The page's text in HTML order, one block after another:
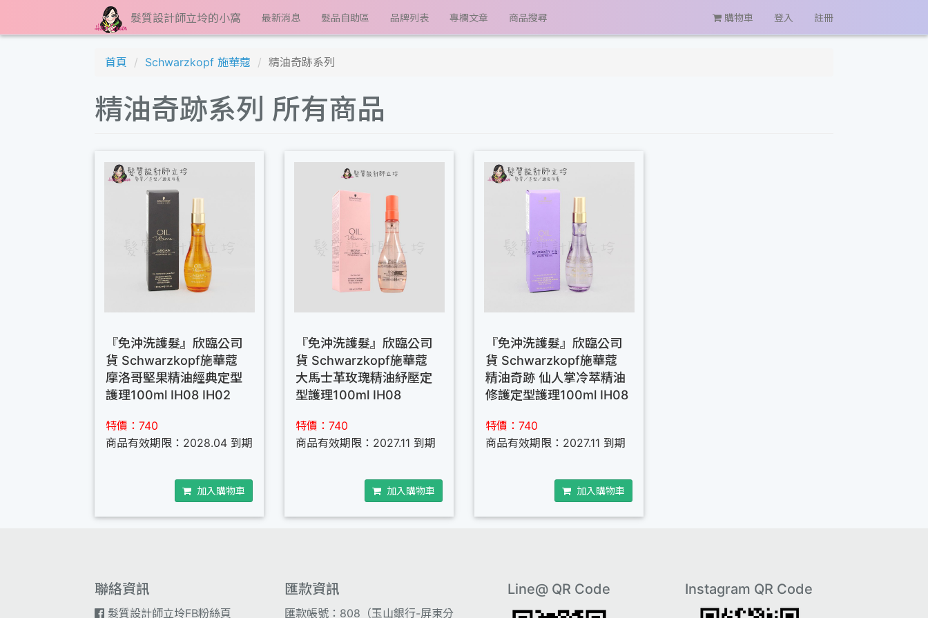
髮質設計師立坽的小窩 最新消息 髮品自助區 品牌列表 專欄文章 商品搜尋 購物車 登入 註冊
首頁 Schwarzkopf 施華蔻 精油奇跡系列
精油奇跡系列 所有商品
『免沖洗護髮』欣臨公司
貨 Schwarzkopf施華蔻
摩洛哥堅果精油經典定型
護理100ml IH08 IH02
特價：740
商品有效期限：2028.04 到期
加入購物車
『免沖洗護髮』欣臨公司
貨 Schwarzkopf施華蔻
大馬士革玫瑰精油紓壓定
型護理100ml IH08
特價：740
商品有效期限：2027.11 到期
加入購物車
『免沖洗護髮』欣臨公司
貨 Schwarzkopf施華蔻
精油奇跡 仙人掌冷萃精油
修護定型護理100ml IH08
特價：740
商品有效期限：2027.11 到期
加入購物車
聯絡資訊
髮質設計師立坽FB粉絲頁
匯款資訊
匯款帳號：808（玉山銀行-屏東分
Line@ QR Code Instagram QR Code